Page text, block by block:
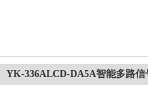
YK-336ALCD-DA5A智能多路